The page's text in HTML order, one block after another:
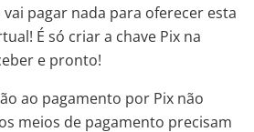
vai pagar nada para oferecer esta
É só criar a chave Pix na
e pronto!
ao pagamento por Pix não
meios de pagamento precisam